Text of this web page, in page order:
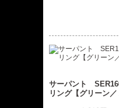
サーパント
リング【グリーン／